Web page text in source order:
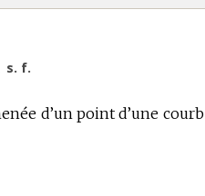
s. f.
d’un point d’une